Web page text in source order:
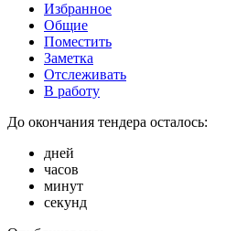
Избранное
Общие
Поместить
Заметка
Отслеживать
В работу
До окончания тендера осталось:
дней
часов
минут
секунд